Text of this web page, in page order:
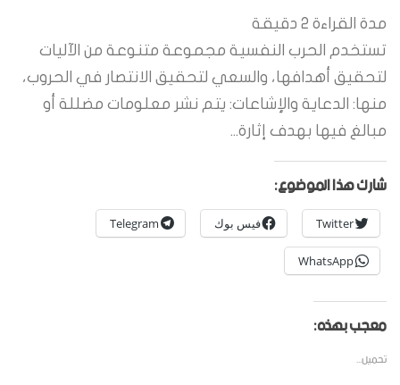
مدة القراءة 2 دقيقة
تستخدم الحرب النفسية مجموعة متنوعة من الآليات
لتحقيق أهدافها، والسعي لتحقيق الانتصار في الحروب،
منها: الدعاية والإشاعات: يتم نشر معلومات مضللة أو
مبالغ فيها بهدف إثارة...
شارك هذا الموضوع:
Twitter فيس بوك Telegram
WhatsApp
معجب بهذه:
تحميل...